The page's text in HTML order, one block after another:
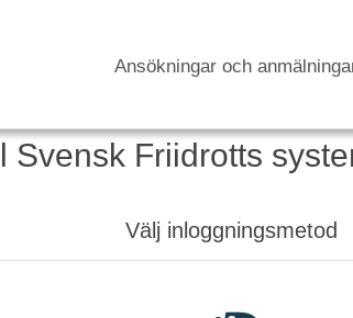
Ansökningar och
Svensk Friidrotts
Välj inloggningsmetod